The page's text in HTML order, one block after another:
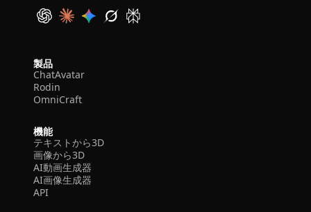
製品
ChatAvatar
Rodin
OmniCraft
機能
テキストから3D
画像から3D
AI動画生成器
AI画像生成器
API